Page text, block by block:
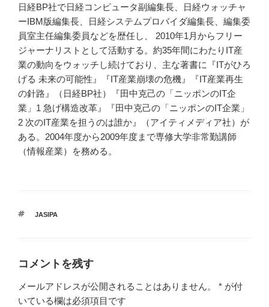
日経BP社で日経コンピュータ副編集長、日経ウォッチャ
ーIBM版編集長、日経システムプロバイダ編集長、編集委
員室主任編集委員などを歴任し、 2010年1月からフリー
ジャーナリストとして活動する。約35年間にわたりIT産
業の動向をウォッチし続けており、主な著書に『ITがひろ
げる 未来の可能性』『IT産業崩壊の危機』『IT産業再生
の針路』（日経BP社）『田中克己の「ニッポンのIT企
業」1 急げ構造改革』『田中克己の「ニッポンのIT企業」
2 次のIT産業を担うのは誰か』（アイティメディア社）が
ある。2004年度から2009年度まで専修大学非常勤講師
（情報産業）を務める。
タ
JASIPA
コメントを残す
メールアドレスが公開されることはありません。 * が付
いている欄は必須項目です